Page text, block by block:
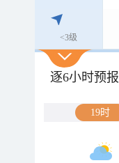
<3级
逐6小时预报
19时